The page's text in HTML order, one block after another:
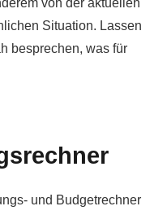
von der aktuellen
Situation. Lassen
besprechen, was für
und Budgetrechner